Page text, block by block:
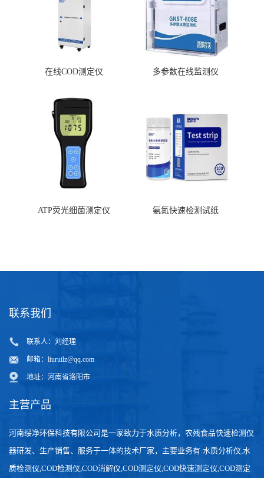
在线COD测定仪 多参数在线监测仪
ATP荧光细菌测定仪 氨氮快速检测试纸
联系我们
联系人：刘经理
邮箱： liuruilz@qq.com
地址：河南省洛阳市
主营产品
河南绥净环保科技有限公司是一家致力于水质分析，农残食品快速检测仪
器研发、生产销售、服务于一体的技术厂家，主要业务有:水质分析仪,水
质检测仪,COD检测仪,COD消解仪,COD测定仪,COD快速测定仪,COD测定